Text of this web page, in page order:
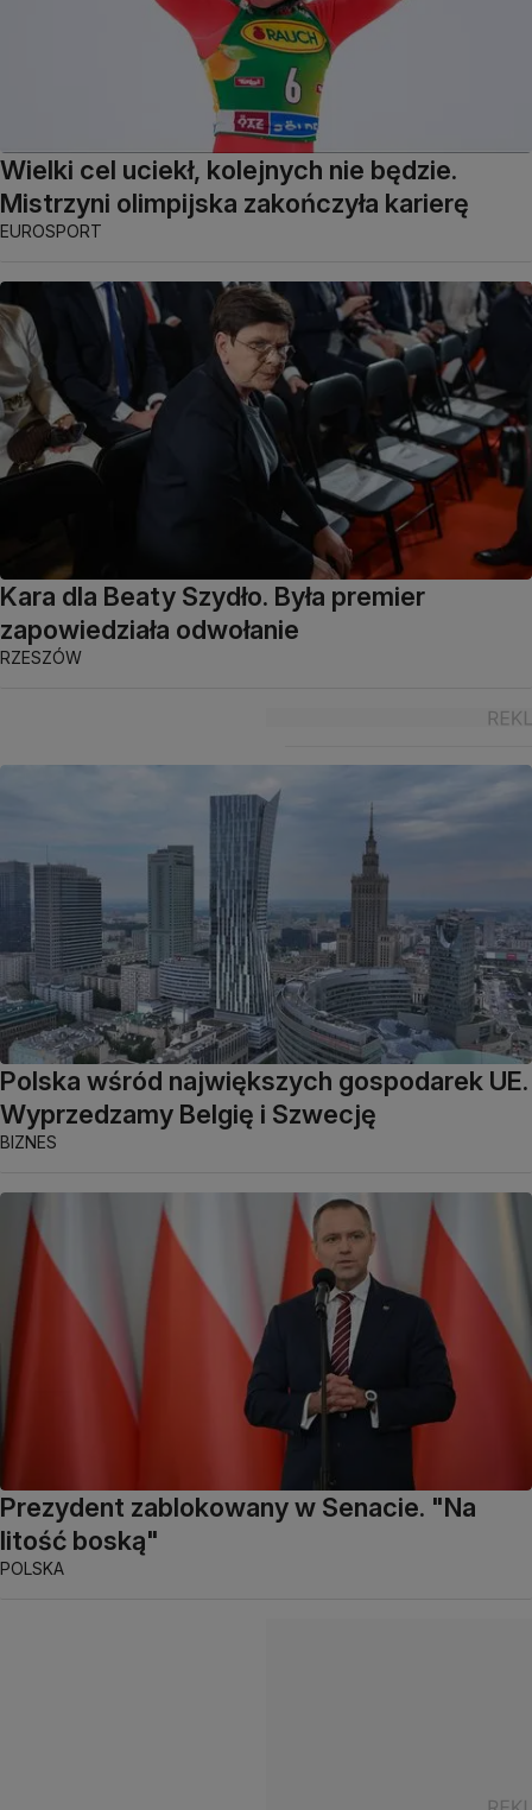
Wielki cel uciekł, kolejnych nie będzie.
Mistrzyni olimpijska zakończyła karierę
EUROSPORT
Kara dla Beaty Szydło. Była premier
zapowiedziała odwołanie
RZESZÓW
Polska wśród największych gospodarek UE.
Wyprzedzamy Belgię i Szwecję
BIZNES
Prezydent zablokowany w Senacie. "Na
litość boską"
POLSKA